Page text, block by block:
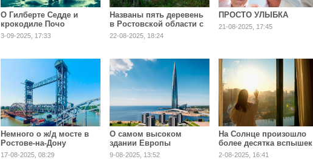
О Гилберте Седде и
крокодиле Почо
3-09-2025, 17:33
Названы пять деревень
в Ростовской области с
уморительными
названиями
22-08-2025, 18:24
ПРОСТО УЛЫБКА
21-08-2025, 17:45
Немного о ж/д мосте в
Ростове-на-Дону
17-08-2025, 08:29
О самом высоком
здании Европы
9-08-2025, 13:52
На Солнце произошло
более десятка вспышек
за сутки
2-08-2025, 16:41